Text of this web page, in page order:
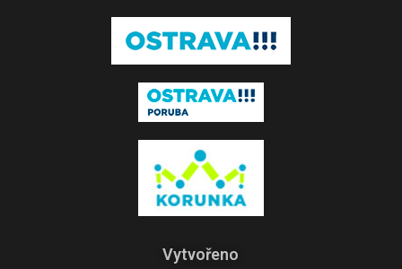
Vytvořeno